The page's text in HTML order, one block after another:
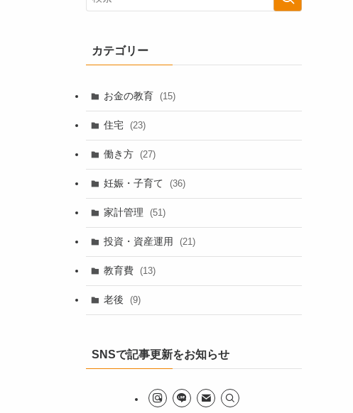
カテゴリー
お金の教育 (15)
住宅 (23)
働き方 (27)
妊娠・子育て (36)
家計管理 (51)
投資・資産運用 (21)
教育費 (13)
老後 (9)
SNSで記事更新をお知らせ